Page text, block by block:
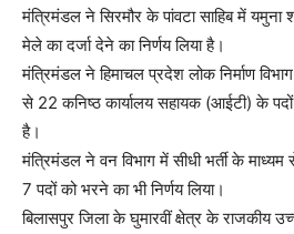
मंत्रिमंडल ने सिरमौर के पांवटा साहिब में यमुना
मेले का दर्जा देने का निर्णय लिया है।
मंत्रिमंडल ने हिमाचल प्रदेश लोक निर्माण
से 22 कनिष्ठ कार्यालय सहायक (आईटी) के
है।
मंत्रिमंडल ने वन विभाग में सीधी भर्ती के
7 पदों को भरने का भी निर्णय लिया।
बिलासपुर जिला के घुमारवीं क्षेत्र के राजकीय